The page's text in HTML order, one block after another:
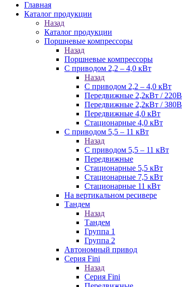
Главная
Каталог продукции
Назад
Каталог продукции
Поршневые компрессоры
Назад
Поршневые компрессоры
С приводом 2,2 – 4,0 кВт
Назад
С приводом 2,2 – 4,0 кВт
Передвижные 2,2кВт / 220В
Передвижные 2,2кВт / 380В
Передвижные 4,0 кВт
Стационарные 4,0 кВт
С приводом 5,5 – 11 кВт
Назад
С приводом 5,5 – 11 кВт
Передвижные
Стационарные 5,5 кВт
Стационарные 7,5 кВт
Стационарные 11 кВт
На вертикальном ресивере
Тандем
Назад
Тандем
Группа 1
Группа 2
Автономный привод
Серия Fini
Назад
Серия Fini